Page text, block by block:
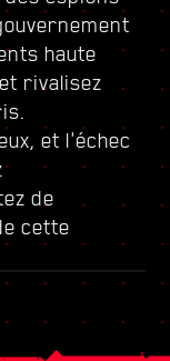
haute
rivalisez
et l'échec
de
cette
structures
et des
peur de
murs,
tension et
et forgez-
à profit
afin
et rempli
pitié
et le